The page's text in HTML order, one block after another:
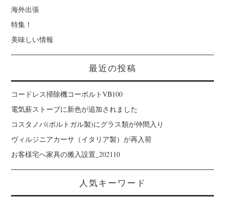
海外出張
特集！
美味しい情報
最近の投稿
コードレス掃除機コーボルトVB100
電気薪ストーブに新色が追加されました
コスタノバ(ポルトガル製)にグラス類が仲間入り
ヴィルジニアカーサ（イタリア製）が再入荷
お客様宅へ家具の搬入設置_202110
人気キーワード